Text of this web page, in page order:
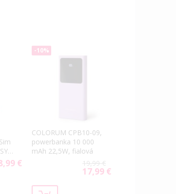
3
€
-10%
COLORUM CPB10-09,
powerbanka 10 000
mAh 22,5W, fialová
19,99 €
Special
17,99 €